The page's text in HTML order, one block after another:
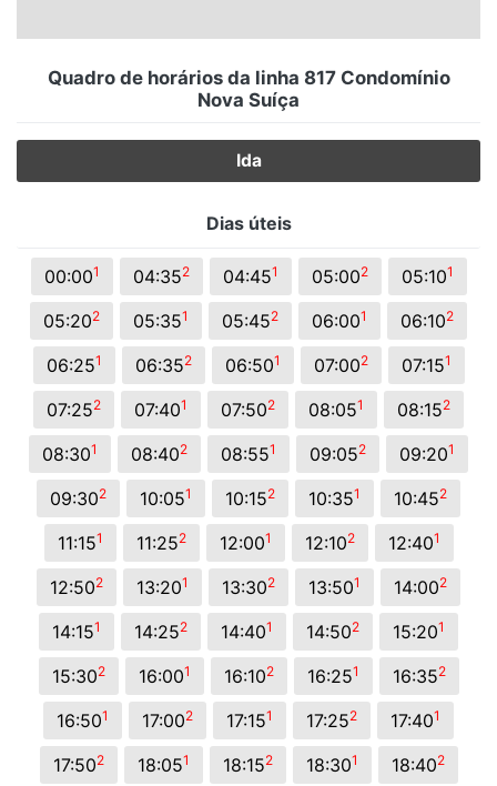
Quadro de horários da linha 817 Condomínio
Nova Suíça
Ida
Dias úteis
00:001 04:352 04:451 05:002 05:101
05:202 05:351 05:452 06:001 06:102
06:251 06:352 06:501 07:002 07:151
07:252 07:401 07:502 08:051 08:152
08:301 08:402 08:551 09:052 09:201
09:302 10:051 10:152 10:351 10:452
11:151 11:252 12:001 12:102 12:401
12:502 13:201 13:302 13:501 14:002
14:151 14:252 14:401 14:502 15:201
15:302 16:001 16:102 16:251 16:352
16:501 17:002 17:151 17:252 17:401
17:502 18:051 18:152 18:301 18:402